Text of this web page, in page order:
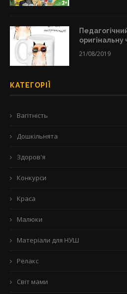
оригінальну
21/08/2019
КАТЕГОРІЇ
Вагітність
Дошкільнята
Здоров'я
Конкурси
Краса
Малюки
Матеріали для НУШ
Релакс
Світ мами